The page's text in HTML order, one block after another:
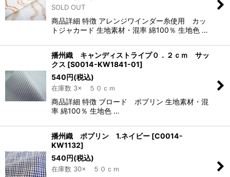
SOLD OUT
商品詳細 特徴 アレンジワインダー糸使用 カッ
トジャカード 生地素材・混率 綿100％ 生地色 …
播州織 キャンディストライプ０．２ｃｍ サッ
クス [S0014-KW1841-01]
540円(税込)
在庫数 3× ５０ｃｍ
商品詳細 特徴 ブロード ポプリン 生地素材・混
率 綿100％ 生地色 …
播州織 ポプリン 1.ネイビー [C0014-
KW1132]
540円(税込)
在庫数 30× ５０ｃｍ